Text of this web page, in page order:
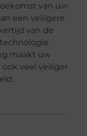
van uw
een veiligere
van de
maakt uw
veel veiliger